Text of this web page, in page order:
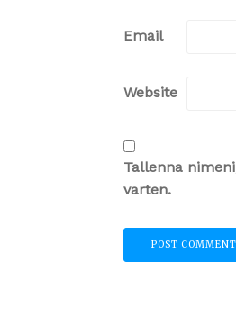
Email
Website
Tallenna
varten.